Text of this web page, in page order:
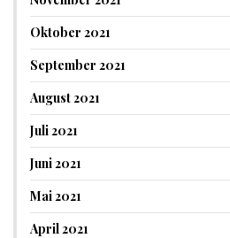
Oktober 2021
September 2021
August 2021
Juli 2021
Juni 2021
Mai 2021
April 2021